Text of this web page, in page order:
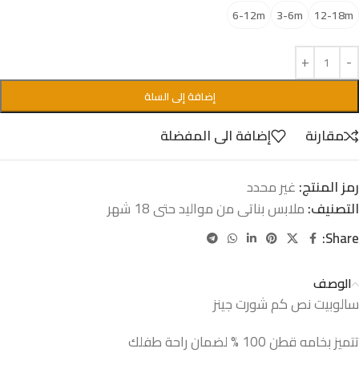
12-18m
3-6m
6-12m
إضافة إلى السلة
مقارنة
إضافة الى المفضلة
رمز المنتج:غير محدد
التصنيف:ملابس بناتى من مواليد حتى 18 شهر
Share:
الوصف
سالوبيت نص كم شورت جينز
تتميز بخامه قطن 100 % لضمان راحة طفلك